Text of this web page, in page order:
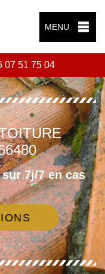
MENU
07 51 75 04
7j/7 en cas